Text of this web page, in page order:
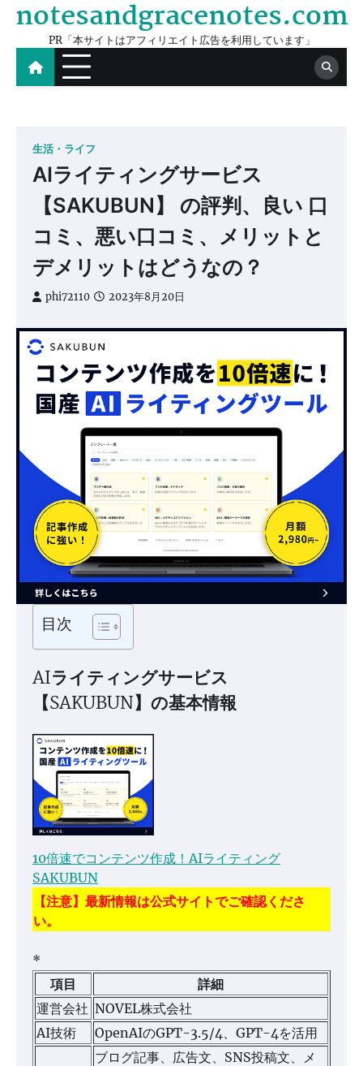
Skip
content
notesandgracenotes.com
PR「本サイトはアフィリエイト広告を利用しています」
生活・ライフ
AIライティングサービス
【SAKUBUN】 の評判、良い 口
コミ、悪い口コミ、メリットと
デメリットはどうなの？
phi72110 2023年8月20日
目次
AIライティングサービス
【SAKUBUN】の基本情報
10倍速でコンテンツ作成！AIライティング
SAKUBUN
【注意】最新情報は公式サイトでご確認くださ
い。
*
項目
詳細
運営会社 NOVEL株式会社
AI技術
OpenAIのGPT-3.5/4、GPT-4を活用
ブログ記事、広告文、SNS投稿文、メ